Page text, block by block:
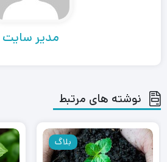
مدیر سایت
نوشته های مرتبط
بلاگ